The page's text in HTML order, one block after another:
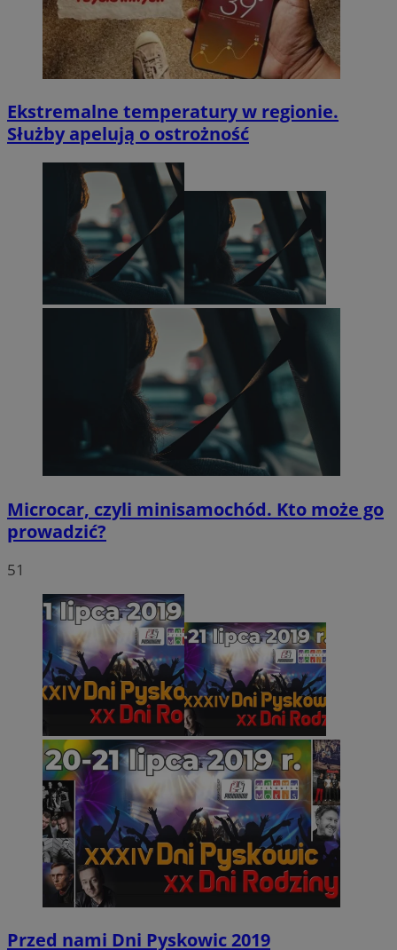
Ekstremalne temperatury w regionie.
Służby apelują o ostrożność
Microcar, czyli minisamochód. Kto może go
prowadzić?
51
Przed nami Dni Pyskowic 2019